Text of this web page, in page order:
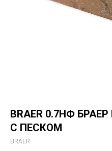
BRAER 0.7НФ
С ПЕСКОМ
BRAER